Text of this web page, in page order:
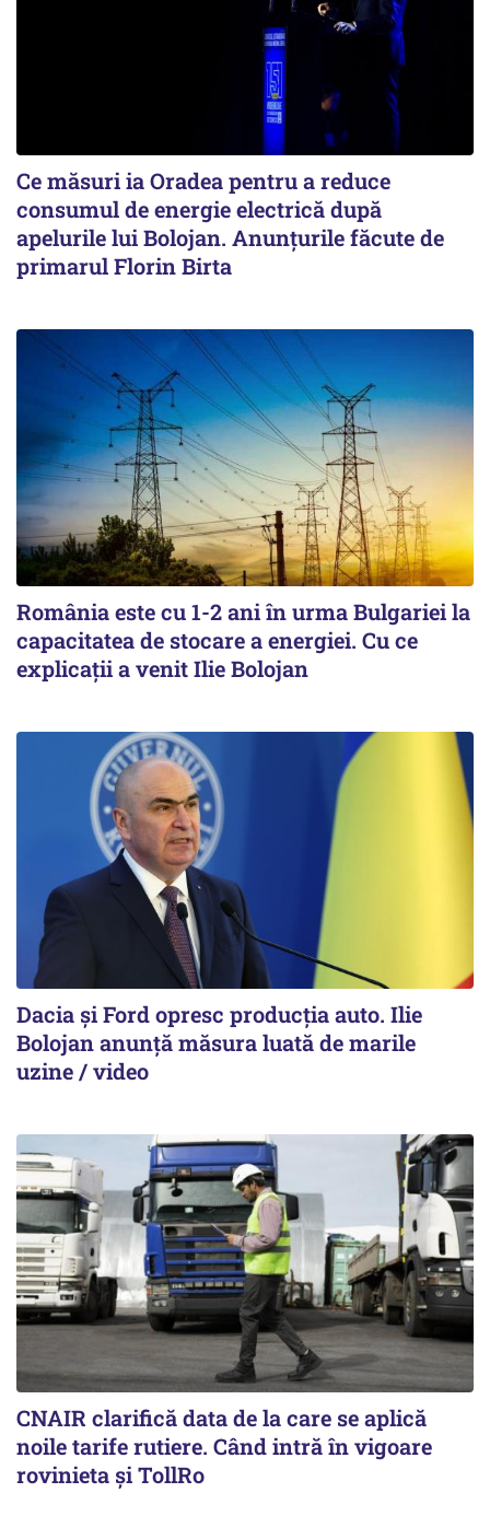
Ce măsuri ia Oradea pentru a reduce
consumul de energie electrică după
apelurile lui Bolojan. Anunțurile făcute de
primarul Florin Birta
România este cu 1-2 ani în urma Bulgariei la
capacitatea de stocare a energiei. Cu ce
explicații a venit Ilie Bolojan
Dacia și Ford opresc producția auto. Ilie
Bolojan anunță măsura luată de marile
uzine / video
CNAIR clarifică data de la care se aplică
noile tarife rutiere. Când intră în vigoare
rovinieta și TollRo